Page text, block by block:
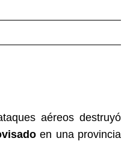
aéreos destruyó
en una provincia